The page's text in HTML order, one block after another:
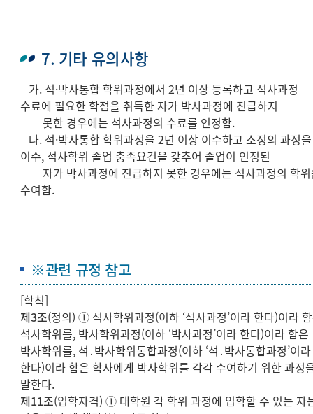
7. 기타 유의사항
가. 석·박사통합 학위과정에서 2년 이상 등록하고 석사과정
수료에 필요한 학점을 취득한 자가 박사과정에 진급하지
못한 경우에는 석사과정의 수료를 인정함.
나. 석·박사통합 학위과정을 2년 이상 이수하고 소정의 과정을
이수, 석사학위 졸업 충족요건을 갖추어 졸업이 인정된
자가 박사과정에 진급하지 못한 경우에는 석사과정의 학
수여함.
※관련 규정 참고
[학칙]
제3조(정의) ① 석사학위과정(이하 ‘석사과정’이라 한다)이라
석사학위를, 박사학위과정(이하 ‘박사과정’이라 한다)이라 함은
박사학위를, 석․박사학위통합과정(이하 ‘석․박사통합과정’이라
한다)이라 함은 학사에게 박사학위를 각각 수여하기 위한 과정
말한다.
제11조(입학자격) ① 대학원 각 학위 과정에 입학할 수 있는 자